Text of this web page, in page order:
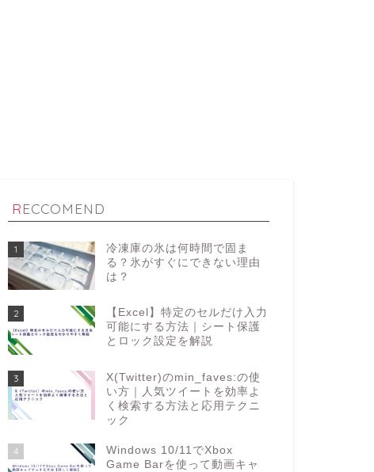
RECCOMEND
1
冷凍庫の氷は何時間で固ま
る？氷がすぐにできない理由
は？
2
【Excel】特定のセルだけ入力
可能にする方法｜シート保護
とロック設定を解説
3
X(Twitter)のmin_faves:の使
い方｜人気ツイートを効率よ
く検索する方法と応用テクニ
ック
4
Windows 10/11でXbox
Game Barを使って動画キャ